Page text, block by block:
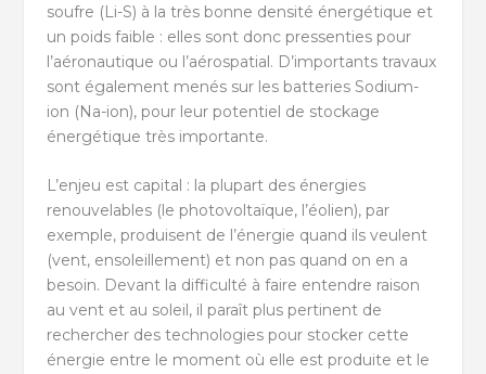
soufre (Li-S) à la très bonne densité énergétique et
un poids faible : elles sont donc pressenties pour
l’aéronautique ou l’aérospatial. D’importants travaux
sont également menés sur les batteries Sodium-
ion (Na-ion), pour leur potentiel de stockage
énergétique très importante.
L’enjeu est capital : la plupart des énergies
renouvelables (le photovoltaïque, l’éolien), par
exemple, produisent de l’énergie quand ils veulent
(vent, ensoleillement) et non pas quand on en a
besoin. Devant la difficulté à faire entendre raison
au vent et au soleil, il paraît plus pertinent de
rechercher des technologies pour stocker cette
énergie entre le moment où elle est produite et le